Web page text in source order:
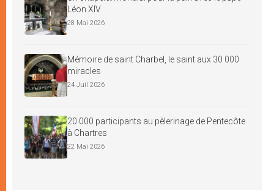
Léon XIV
28 Mai 2026
Mémoire de saint Charbel, le saint aux 30 000
miracles
24 Juil 2026
20 000 participants au pèlerinage de Pentecôte
à Chartres
22 Mai 2026